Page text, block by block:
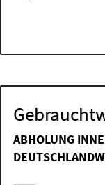
ABHOLUNG